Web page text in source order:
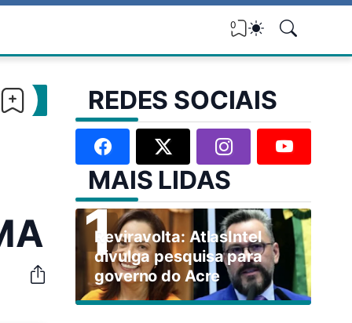
0
REDES SOCIAIS
MAIS LIDAS
Reviravolta: AtlasIntel
divulga pesquisa para
governo do Acre